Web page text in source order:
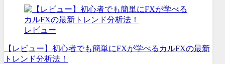
レビュー
【レビュー】初心者でも簡単にFXが学べるカルFXの最新
トレンド分析法！